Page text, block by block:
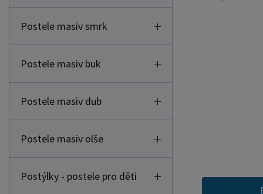
Postele masiv smrk
Postele masiv buk
Postele masiv dub
Postele masiv olše
Postýlky - postele pro děti